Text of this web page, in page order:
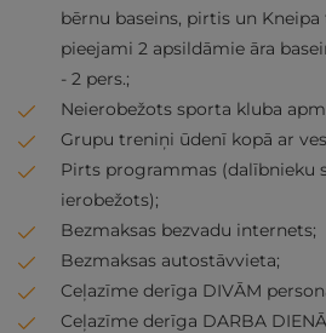
bērnu baseins, pirtis un Kneipa
pieejami 2 apsildāmie āra
- 2 pers.;
Neierobežots sporta kluba
Grupu treniņi ūdenī kopā ar
Pirts programmas (dalībnieku
ierobežots);
Bezmaksas bezvadu internets;
Bezmaksas autostāvvieta;
Ceļazīme derīga DIVĀM
Ceļazīme derīga DARBA